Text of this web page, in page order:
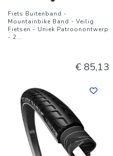
Fiets Buitenband -
Mountainbike Band - Veilig
Fietsen - Uniek Patroonontwerp
- 2...
€ 85,13